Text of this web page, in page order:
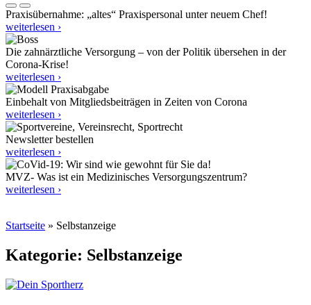
Praxisübernahme: „altes“ Praxispersonal unter neuem Chef!
weiterlesen ›
Die zahnärztliche Versorgung – von der Politik übersehen in der
Corona-Krise!
weiterlesen ›
Einbehalt von Mitgliedsbeiträgen in Zeiten von Corona
weiterlesen ›
Newsletter bestellen
weiterlesen ›
MVZ- Was ist ein Medizinisches Versorgungszentrum?
weiterlesen ›
Startseite » Selbstanzeige
Kategorie: Selbstanzeige